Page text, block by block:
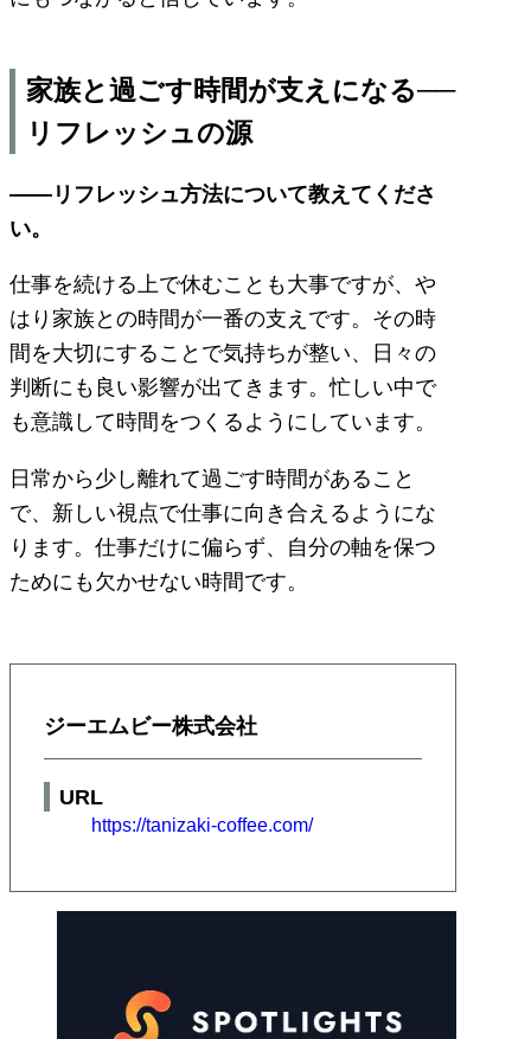
家族と過ごす時間が支えになる──
リフレッシュの源
――リフレッシュ方法について教えてくださ
い。
仕事を続ける上で休むことも大事ですが、や
はり家族との時間が一番の支えです。その時
間を大切にすることで気持ちが整い、日々の
判断にも良い影響が出てきます。忙しい中で
も意識して時間をつくるようにしています。
日常から少し離れて過ごす時間があること
で、新しい視点で仕事に向き合えるようにな
ります。仕事だけに偏らず、自分の軸を保つ
ためにも欠かせない時間です。
ジーエムビー株式会社
URL
https://tanizaki-coffee.com/